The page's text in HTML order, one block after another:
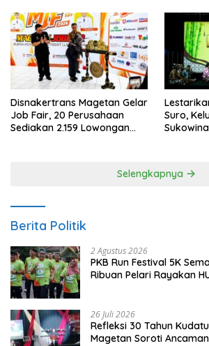
Disnakertrans Magetan Gelar
Job Fair, 20 Perusahaan
Sediakan 2.159 Lowongan
Suro,
Selengkapnya
Berita Politik
2 Agustus 2026
PKB Run Festival 5K
Ribuan Pelari Rayakan
26 Juli 2026
Refleksi 30 Tahun
Magetan Soroti